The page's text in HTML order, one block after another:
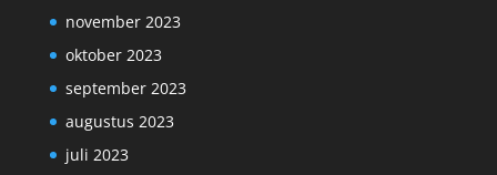
november 2023
oktober 2023
september 2023
augustus 2023
juli 2023